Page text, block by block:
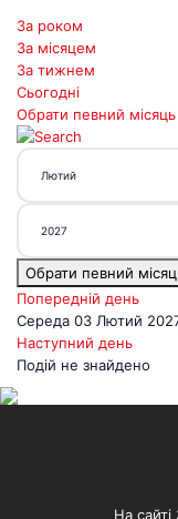
За роком
За місяцем
За тижнем
Сьогодні
Обрати певний місяць
Обрати певний
Попередній день
Середа 03 Лютий
Наступний день
Подій не знайдено
На сайті